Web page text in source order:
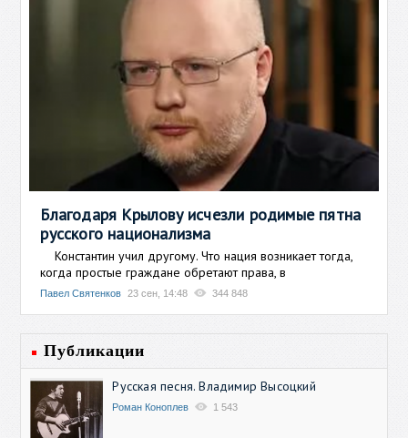
Благодаря Крылову исчезли родимые пятна
русского национализма
Константин учил другому. Что нация возникает тогда,
когда простые граждане обретают права, в
Павел Святенков 23 сен, 14:48 344 848
Публикации
Русская песня. Владимир Высоцкий
Роман Коноплев 1 543